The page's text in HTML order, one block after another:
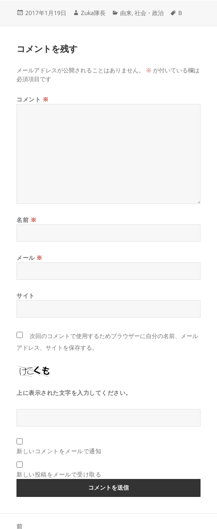
投
2017年1月19日
作
Zuka隊長
カ
由来,社会・政治
タ
B
コメントを残す
メールアドレスが公開されることはありません。 ※ が付いている欄は
必須項目です
コメント ※
名前 ※
メール ※
サイト
次回のコメントで使用するためブラウザーに自分の名前、メール
アドレス、サイトを保存する。
上に表示された文字を入力してください。
新しいコメントをメールで通知
新しい投稿をメールで受け取る
前